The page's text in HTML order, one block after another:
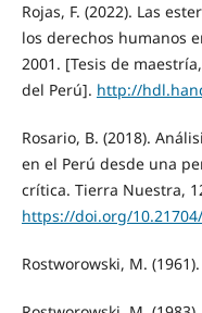
Rojas, F. (2022). Las
los derechos humanos
2001. [Tesis de
del Perú]. http://
Rosario, B. (2018).
en el Perú desde una
crítica. Tierra Nuestra,
https://doi.org/
Rostworowski, M.